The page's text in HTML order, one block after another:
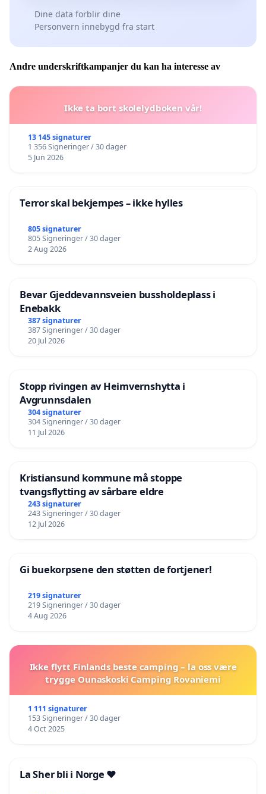
Dine data forblir dine
Personvern innebygd fra start
Andre underskriftkampanjer du kan ha interesse av
Ikke ta bort skolelydboken vår!
13 145 signaturer
1 356 Signeringer / 30 dager
5 Jun 2026
Terror skal bekjempes – ikke hylles
805 signaturer
805 Signeringer / 30 dager
2 Aug 2026
Bevar Gjeddevannsveien bussholdeplass i
Enebakk
387 signaturer
387 Signeringer / 30 dager
20 Jul 2026
Stopp rivingen av Heimvernshytta i
Avgrunnsdalen
304 signaturer
304 Signeringer / 30 dager
11 Jul 2026
Kristiansund kommune må stoppe
tvangsflytting av sårbare eldre
243 signaturer
243 Signeringer / 30 dager
12 Jul 2026
Gi buekorpsene den støtten de fortjener!
219 signaturer
219 Signeringer / 30 dager
4 Aug 2026
Ikke flytt Finlands beste camping – la oss være
trygge Ounaskoski Camping Rovaniemi
1 111 signaturer
153 Signeringer / 30 dager
4 Oct 2025
La Sher bli i Norge ❤️